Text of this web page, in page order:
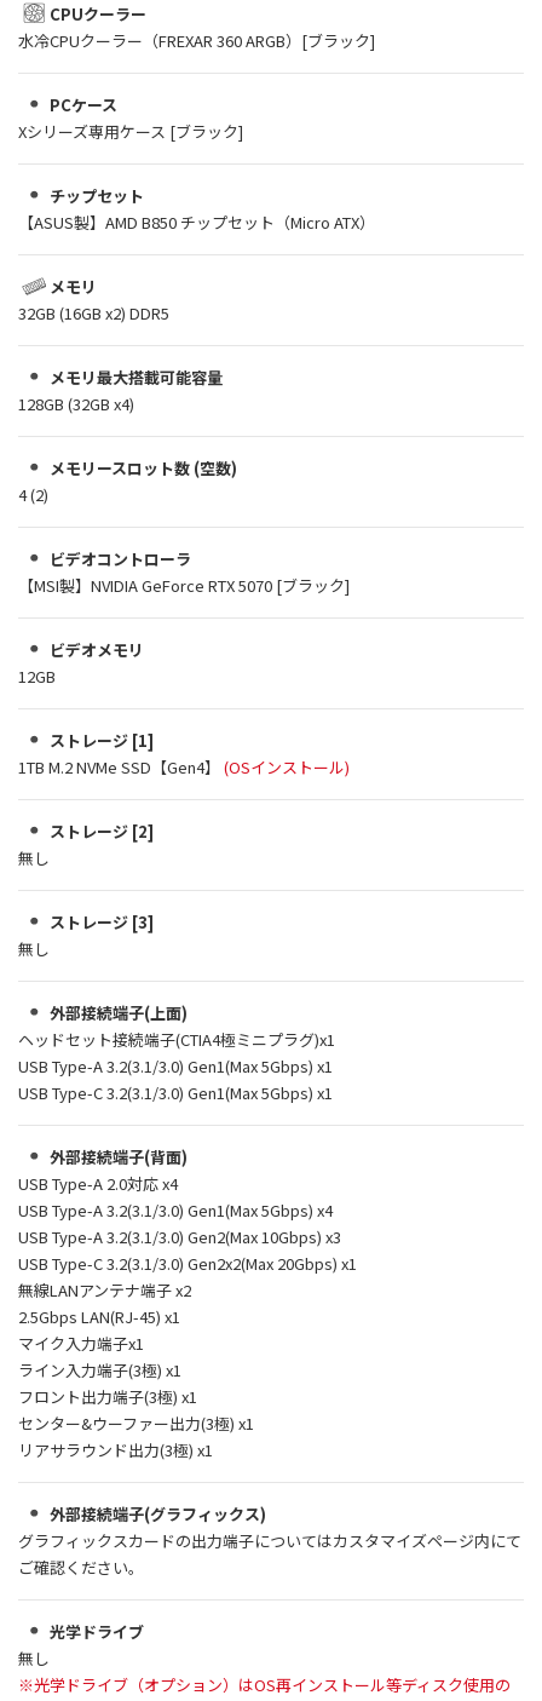
CPUクーラー
水冷CPUクーラー（FREXAR 360 ARGB）[ブラック]
PCケース
Xシリーズ専用ケース [ブラック]
チップセット
【ASUS製】AMD B850 チップセット（Micro ATX）
メモリ
32GB (16GB x2) DDR5
メモリ最大搭載可能容量
128GB (32GB x4)
メモリースロット数 (空数)
4 (2)
ビデオコントローラ
【MSI製】NVIDIA GeForce RTX 5070 [ブラック]
ビデオメモリ
12GB
ストレージ [1]
1TB M.2 NVMe SSD【Gen4】 (OSインストール)
ストレージ [2]
無し
ストレージ [3]
無し
外部接続端子(上面)
ヘッドセット接続端子(CTIA4極ミニプラグ)x1
USB Type-A 3.2(3.1/3.0) Gen1(Max 5Gbps) x1
USB Type-C 3.2(3.1/3.0) Gen1(Max 5Gbps) x1
外部接続端子(背面)
USB Type-A 2.0対応 x4
USB Type-A 3.2(3.1/3.0) Gen1(Max 5Gbps) x4
USB Type-A 3.2(3.1/3.0) Gen2(Max 10Gbps) x3
USB Type-C 3.2(3.1/3.0) Gen2x2(Max 20Gbps) x1
無線LANアンテナ端子 x2
2.5Gbps LAN(RJ-45) x1
マイク入力端子x1
ライン入力端子(3極) x1
フロント出力端子(3極) x1
センター&ウーファー出力(3極) x1
リアサラウンド出力(3極) x1
外部接続端子(グラフィックス)
グラフィックスカードの出力端子についてはカスタマイズページ内にて
ご確認ください。
光学ドライブ
無し
※光学ドライブ（オプション）はOS再インストール等ディスク使用の